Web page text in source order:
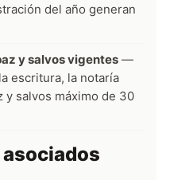
del año generan
y salvos vigentes —
escritura, la notaría
y salvos máximo de 30